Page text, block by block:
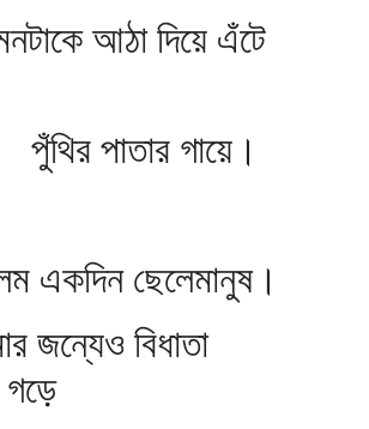
আঠা দিয়ে এঁটে
গায়ে।
একদিন ছেলেমানুষ।
বিধাতা
গড়ে